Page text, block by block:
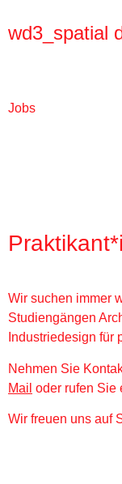
wd3_spatial
Jobs
Wir suchen immer
Studiengängen
Industriedesign für
Nehmen Sie
Mail oder rufen Sie
Wir freuen uns auf